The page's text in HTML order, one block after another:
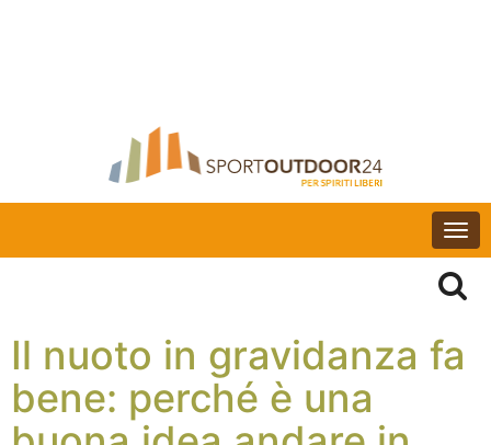
Il nuoto in gravidanza fa
bene: perché è una